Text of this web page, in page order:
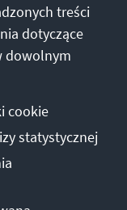
treści
dotyczące
dowolnym
cookie
statystycznej